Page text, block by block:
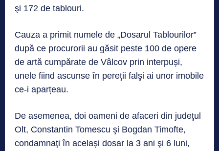
şi 172 de tablouri.
Cauza a primit numele de „Dosarul Tablourilor”
după ce procurorii au găsit peste 100 de opere
de artă cumpărate de Vâlcov prin interpuși,
unele fiind ascunse în pereţii falşi ai unor imobile
ce-i aparțeau.
De asemenea, doi oameni de afaceri din judeţul
Olt, Constantin Tomescu şi Bogdan Timofte,
condamnaţi în același dosar la 3 ani şi 6 luni,